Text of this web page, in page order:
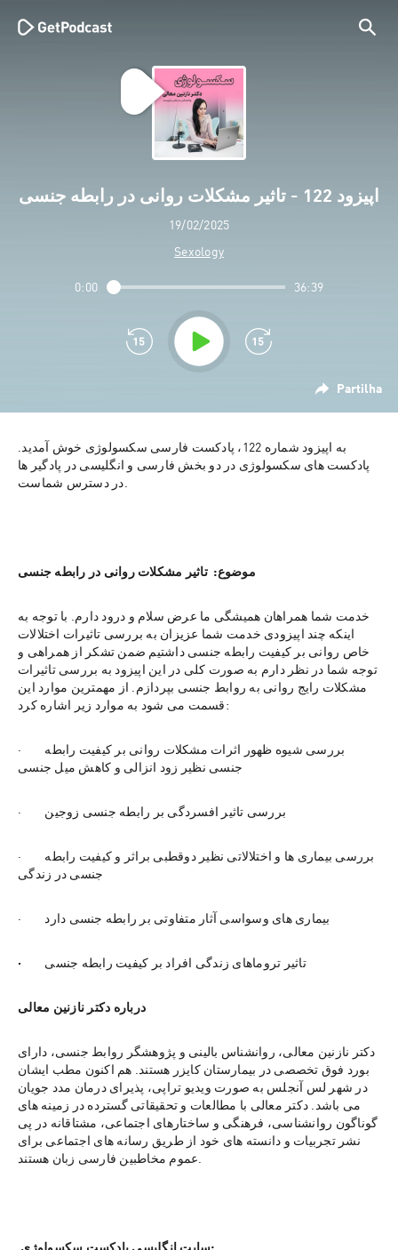
اپیزود 122 - تاثیر مشکلات روانی در رابطه جنسی
19/02/2025
Sexology
Partilha
0:00 36:39
به اپیزود شماره 122، پادکست فارسی سکسولوژی خوش آمدید.
پادکست های سکسولوژی در دو بخش فارسی و انگلیسی در پادگیر ها
در دسترس شماست.
موضوع:  تاثیر مشکلات روانی در رابطه جنسی
خدمت شما همراهان همیشگی ما عرض سلام و درود دارم. با توجه به
اینکه چند اپیزودی خدمت شما عزیزان به بررسی تاثیرات اختلالات
خاص روانی بر کیفیت رابطه جنسی داشتیم ضمن تشکر از همراهی و
توجه شما در نظر دارم به صورت کلی در این اپیزود به بررسی تاثیرات
مشکلات رایج روانی به روابط جنسی بپردازم. از مهمترین موارد این
قسمت می شود به موارد زیر اشاره کرد:
·        بررسی شیوه ظهور اثرات مشکلات روانی بر کیفیت رابطه
جنسی نظیر زود انزالی و کاهش میل جنسی
·        بررسی تاثیر افسردگی بر رابطه جنسی زوجین
·        بررسی بیماری ها و اختلالاتی نظیر دوقطبی براثر و کیفیت رابطه
جنسی در زندگی
·        بیماری های وسواسی آثار متفاوتی بر رابطه جنسی دارد
· تاثیر تروماهای زندگی افراد بر کیفیت رابطه جنسی
درباره دکتر نازنین معالی
دکتر نازنین معالی، روانشناس بالینی و پژوهشگر روابط جنسی، دارای
بورد فوق تخصصی در بیمارستان کایزر هستند. هم اکنون مطب ایشان
در شهر لس آنجلس به صورت ویدیو تراپی، پذیرای درمان مدد جویان
می باشد. دکتر معالی با مطالعات و تحقیقاتی گسترده در زمینه های
گوناگون روانشناسی، فرهنگی و ساختارهای اجتماعی، مشتاقانه در پی
نشر تجربیات و دانسته های خود از طریق رسانه های اجتماعی برای
عموم مخاطبین فارسی زبان هستند.